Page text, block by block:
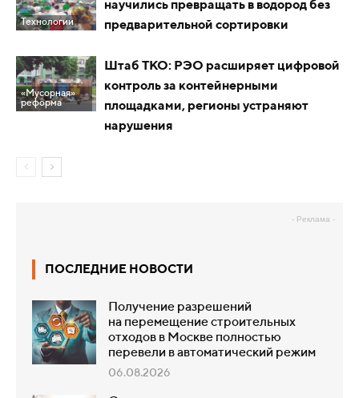
Технологии
научились превращать в водород без
предварительной сортировки
«Мусорная»
реформа
Штаб ТКО: РЭО расширяет цифровой
контроль за контейнерными
площадками, регионы устраняют
нарушения
- Реклама -
ПОСЛЕДНИЕ НОВОСТИ
Получение разрешений
на перемещение строительных
отходов в Москве полностью
перевели в автоматический режим
06.08.2026